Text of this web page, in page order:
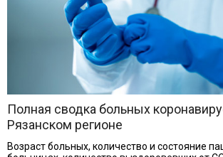
Полная сводка больных
Рязанском регионе
Возраст больных, количество и состояние